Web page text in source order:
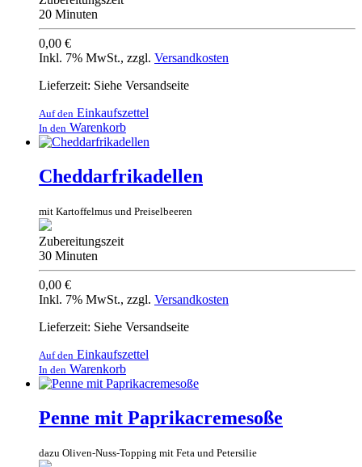
20 Minuten
0,00 €
Inkl. 7% MwSt., zzgl. Versandkosten
Lieferzeit: Siehe Versandseite
Auf den Einkaufszettel
In den Warenkorb
Cheddarfrikadellen
mit Kartoffelmus und Preiselbeeren
Zubereitungszeit
30 Minuten
0,00 €
Inkl. 7% MwSt., zzgl. Versandkosten
Lieferzeit: Siehe Versandseite
Auf den Einkaufszettel
In den Warenkorb
Penne mit Paprikacremesoße
dazu Oliven-Nuss-Topping mit Feta und Petersilie